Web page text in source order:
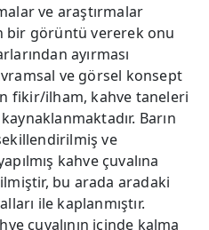
ve araştırmalar
bir görüntü vererek onu
ayırması
ve görsel konsept
fikir/ilham, kahve taneleri
Barın
ve
kahve çuvalına
bu arada aradaki
ile kaplanmıştır.
çuvalının içinde kalma